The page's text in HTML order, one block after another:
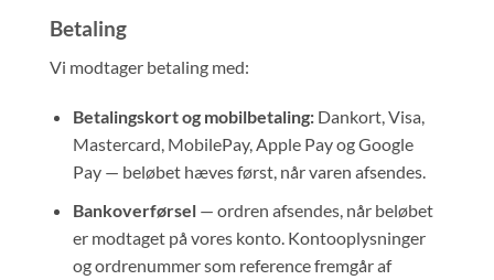
Betaling
Vi modtager betaling med:
Betalingskort og mobilbetaling:Dankort, Visa,
Mastercard, MobilePay, Apple Pay og Google
Pay — beløbet hæves først, når varen afsendes.
Bankoverførsel— ordren afsendes, når beløbet
er modtaget på vores konto. Kontooplysninger
og ordrenummer som reference fremgår af